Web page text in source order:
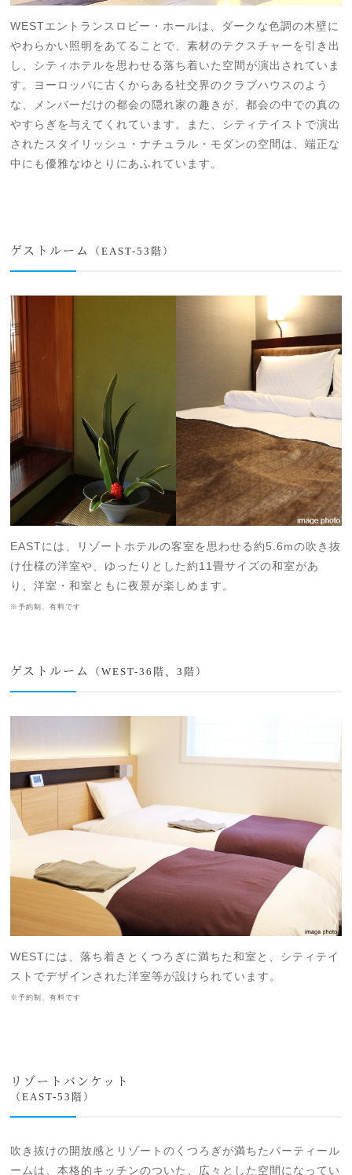
WESTエントランスロビー・ホールは、ダークな色調の木壁に
やわらかい照明をあてることで、素材のテクスチャーを引き出
し、シティホテルを思わせる落ち着いた空間が演出されていま
す。ヨーロッパに古くからある社交界のクラブハウスのよう
な、メンバーだけの都会の隠れ家の趣きが、都会の中での真の
やすらぎを与えてくれています。また、シティテイストで演出
されたスタイリッシュ・ナチュラル・モダンの空間は、端正な
中にも優雅なゆとりにあふれています。
ゲストルーム （EAST-53階）
EASTには、リゾートホテルの客室を思わせる約5.6mの吹き抜
け仕様の洋室や、ゆったりとした約11畳サイズの和室があ
り、洋室・和室ともに夜景が楽しめます。
※予約制、有料です
ゲストルーム （WEST-36階、3階）
WESTには、落ち着きとくつろぎに満ちた和室と、シティテイ
ストでデザインされた洋室等が設けられています。
※予約制、有料です
リゾートバンケット
（EAST-53階）
吹き抜けの開放感とリゾートのくつろぎが満ちたパーティール
ームは、本格的キッチンのついた、広々とした空間になってい